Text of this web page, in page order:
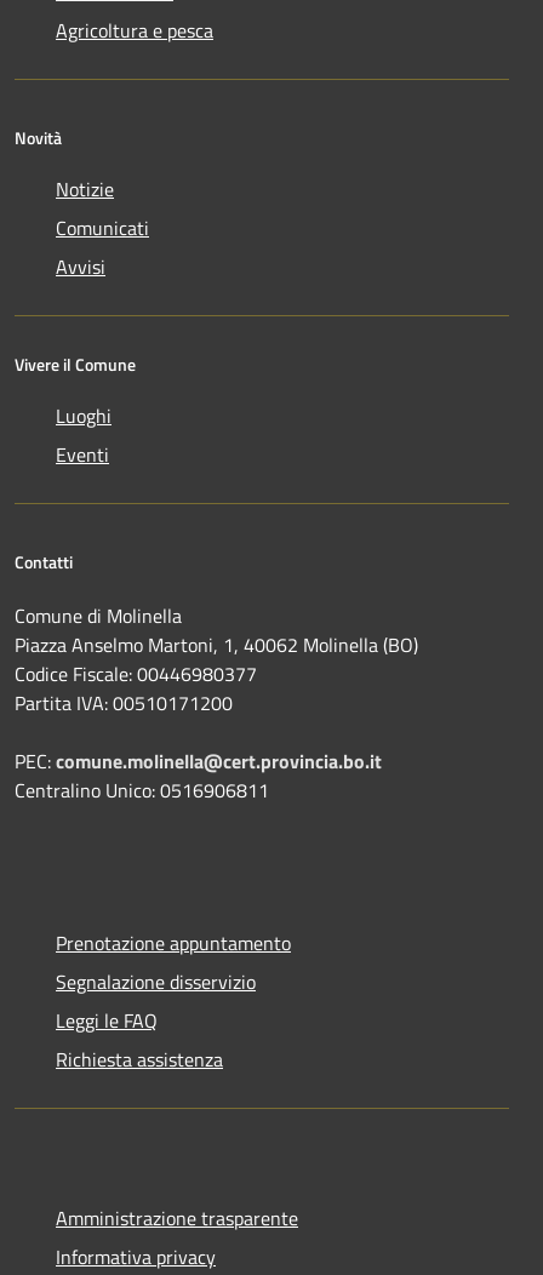
Agricoltura e pesca
Novità
Notizie
Comunicati
Avvisi
Vivere il Comune
Luoghi
Eventi
Contatti
Comune di Molinella
Piazza Anselmo Martoni, 1, 40062 Molinella (BO)
Codice Fiscale: 00446980377
Partita IVA: 00510171200
PEC:comune.molinella@cert.provincia.bo.it
Centralino Unico: 0516906811
Prenotazione appuntamento
Segnalazione disservizio
Leggi le FAQ
Richiesta assistenza
Amministrazione trasparente
Informativa privacy